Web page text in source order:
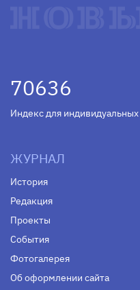
70636
Индекс для
ЖУРНАЛ
История
Редакция
Проекты
События
Фотогалерея
Об оформлении сайта